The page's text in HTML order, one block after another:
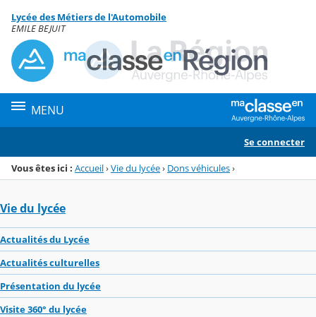
Menu de la rubrique
Contenu
Lycée des Métiers de l'Automobile
EMILE BEJUIT
MENU
Se connecter
Vous êtes ici : Accueil›Vie du lycée› Dons véhicules›
Vie du lycée
Actualités du Lycée
Actualités culturelles
Présentation du lycée
Visite 360° du lycée